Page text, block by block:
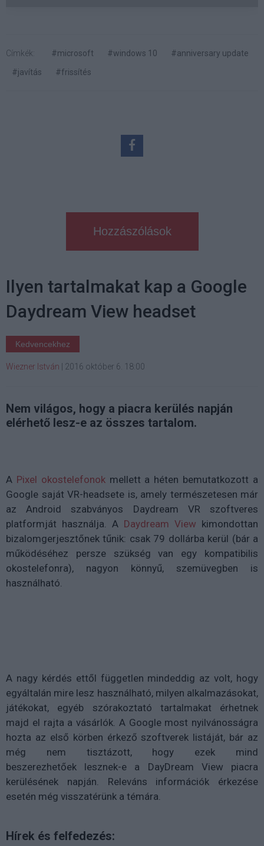
Címkék: #microsoft #windows 10
#anniversary update
#javítás
#frissítés
Hozzászólások
Ilyen tartalmakat kap a Google
Daydream View headset
Kedvencekhez
Wiezner István 2016 október 6. 18:00
Nem világos, hogy a piacra kerülés napján
elérhető lesz-e az összes tartalom.
A Pixel okostelefonokmellett a héten bemutatkozott a
Google saját VR-headsete is, amely természetesen már
az Android szabványos Daydream VR szoftveres
platformját használja. A Daydream View kimondottan
bizalomgerjesztőnek tűnik: csak 79 dollárba kerül (bár a
működéséhez persze szükség van egy kompatibilis
okostelefonra), nagyon könnyű, szemüvegben is
használható.
A nagy kérdés ettől független mindeddig az volt, hogy
egyáltalán mire lesz használható, milyen alkalmazásokat,
játékokat, egyéb szórakoztató tartalmakat érhetnek
majd el rajta a vásárlók. A Google most nyilvánosságra
hozta az első körben érkező szoftverek listáját, bár az
még nem tisztázott, hogy ezek mind
beszerezhetőek lesznek-e a DayDream View piacra
kerülésének napján. Releváns információk érkezése
esetén még visszatérünk a témára.
Hírek és felfedezés: